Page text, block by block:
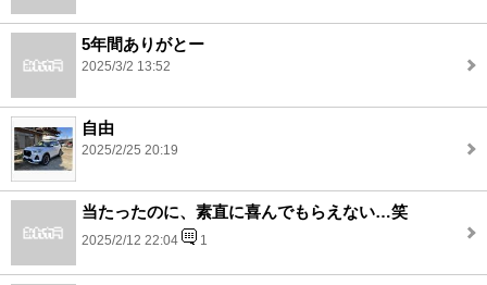
5年間ありがとー
2025/3/2 13:52
自由
2025/2/25 20:19
当たったのに、素直に喜んでもらえない…笑
2025/2/12 22:04 1